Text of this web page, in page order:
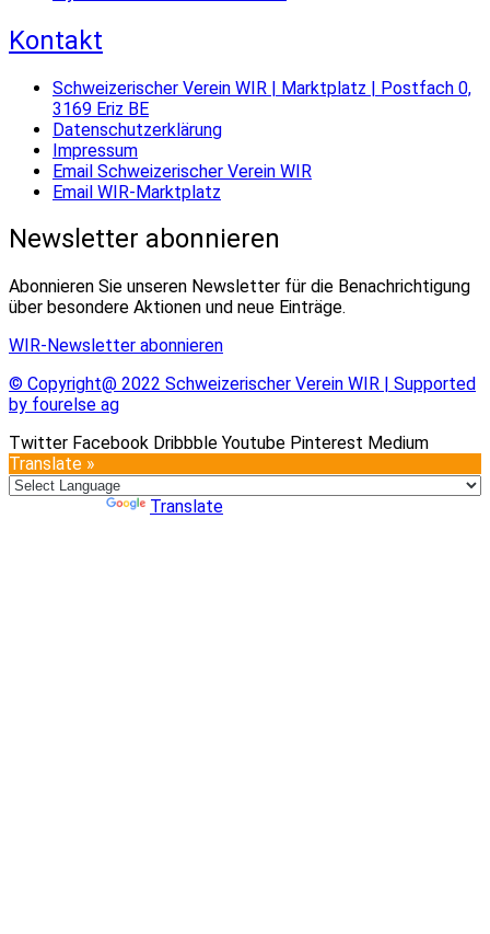
Kontakt
Schweizerischer Verein WIR | Marktplatz | Postfach 0,
3169 Eriz BE
Datenschutzerklärung
Impressum
Email Schweizerischer Verein WIR
Email WIR-Marktplatz
Newsletter abonnieren
Abonnieren Sie unseren Newsletter für die Benachrichtigung
über besondere Aktionen und neue Einträge.
WIR-Newsletter abonnieren
© Copyright@ 2022 Schweizerischer Verein WIR | Supported
by fourelse ag
Twitter Facebook Dribbble Youtube Pinterest Medium
Translate »
Translate